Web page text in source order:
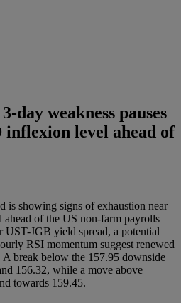
day weakness pauses
inflexion level ahead of
is showing signs of exhaustion near
of the US non-farm payrolls
UST-JGB yield spread, a potential
RSI momentum suggest renewed
break below the 157.95 downside
156.32, while a move above
towards 159.45.